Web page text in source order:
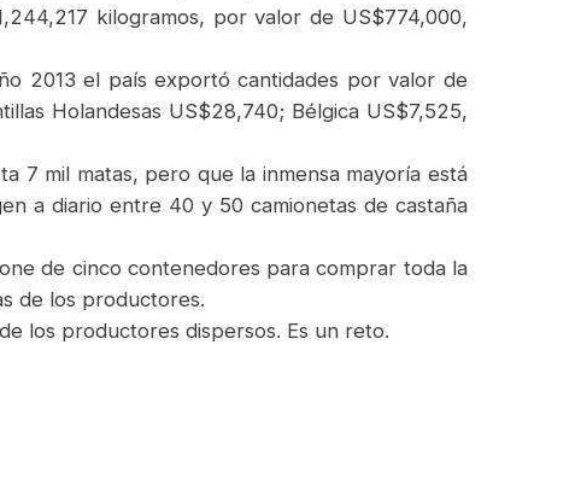
kilogramos, por valor de US$774,000,
2013 el país exportó cantidades por valor de
Holandesas US$28,740; Bélgica US$7,525,
7 mil matas, pero que la inmensa mayoría está
a diario entre 40 y 50 camionetas de castaña
de cinco contenedores para comprar toda la
de los productores.
los productores dispersos. Es un reto.